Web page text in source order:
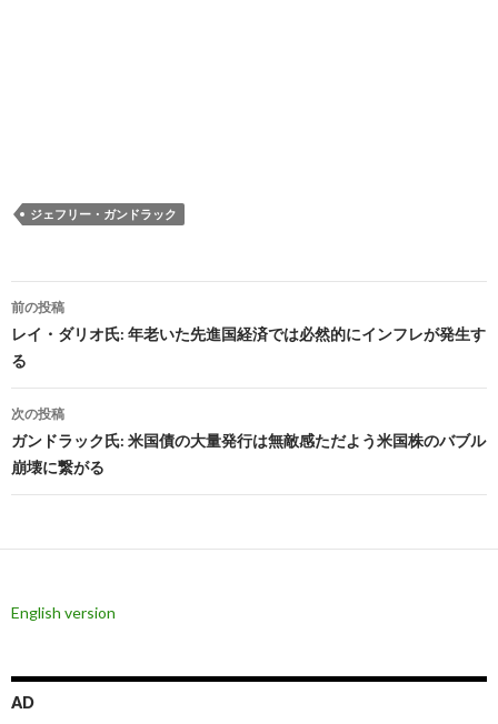
ジェフリー・ガンドラック
投
稿
ナ
ビ
ゲ
ー
ン
前の投稿
レイ・ダリオ氏: 年老いた先進国経済では必然的にインフレが発生す
る
次の投稿
ガンドラック氏: 米国債の大量発行は無敵感ただよう米国株のバブル
崩壊に繋がる
English version
AD